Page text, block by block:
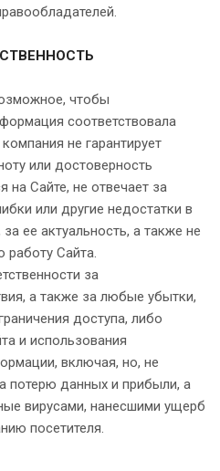
чтобы
соответствовала
не гарантирует
или достоверность
Сайте, не отвечает за
или другие недостатки в
ее актуальность, а также не
работу Сайта.
за
а также за любые убытки,
доступа, либо
и использования
включая, но, не
потерю данных и прибыли, а
вирусами, нанесшими ущерб
посетителя.